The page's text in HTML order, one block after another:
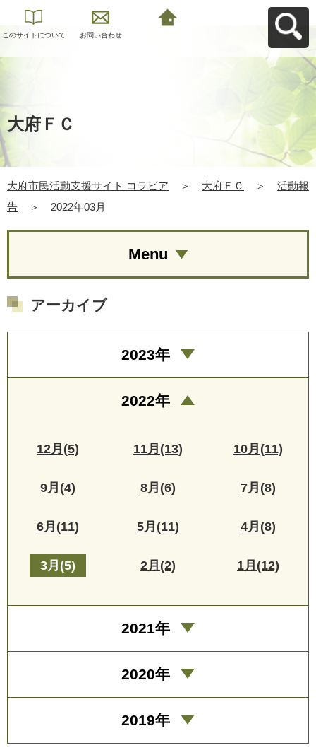
このサイトについて お問い合わせ
大府ＦＣ
大府市民活動支援サイト コラビア ＞ 大府ＦＣ ＞
活動報
告
＞ 2022年03月
Menu
アーカイブ
2023年
2022年
12月(5) 11月(13) 10月(11)
9月(4) 8月(6) 7月(8)
6月(11) 5月(11) 4月(8)
3月(5) 2月(2) 1月(12)
2021年
2020年
2019年